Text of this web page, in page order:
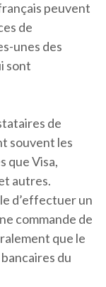
peuvent
de
unes des
sont
de
souvent les
que Visa,
autres.
d’effectuer un
commande de
que le
du